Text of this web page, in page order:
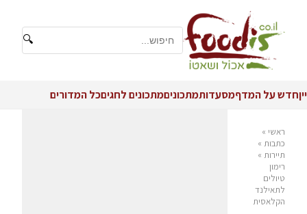
🔍
ייןחדש על המדףמסעדותמתכוניםמתכונים לחגיםכל המדורים
ראשי »
כתבות »
תיירות »
רימון
טיולים
לתאילנד
הקלאסית